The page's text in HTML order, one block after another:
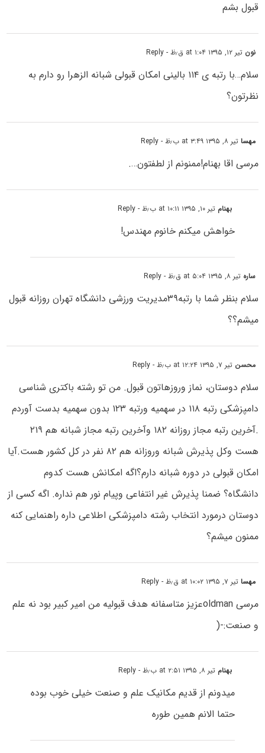
قبول بشم
نون تیر ۱۲, ۱۳۹۵ at ۱:۰۴ ق٫ظ - Reply
سلام…با رتبه ی ۱۱۴ بالینی امکان قبولی شبانه الزهرا رو دارم به
نظرتون؟
مهساتیر ۸, ۱۳۹۵ at ۳:۴۹ ب٫ظ - Reply
مرسی اقا بهنام!ممنونم از لطفتون….
بهنام تیر ۱۰, ۱۳۹۵ at ۱۰:۱۱ ب٫ظ - Reply
خواهش میکنم خانوم مهندس!
ساره تیر ۸, ۱۳۹۵ at ۵:۰۴ ق٫ظ - Reply
سلام بنظر شما با رتبه۳۹مدیریت ورزشی دانشگاه تهران روزانه قبول
میشم؟؟
محسن تیر ۷, ۱۳۹۵ at ۱۲:۲۴ ب٫ظ - Reply
سلام دوستان، نماز وروزهاتون قبول. من تو رشته باکتری شناسی
دامپزشکی رتبه ۱۱۸ در سهمیه ورتبه ۱۲۳ بدون سهمیه بدست آوردم
.آخرین رتبه مجاز روزانه ۱۸۲ وآخرین رتبه مجاز شبانه هم ۲۱۹
هست وکل پذیرش شبانه وروزانه هم ۸۲ نفر در کل کشور هست.آیا
امکان قبولی در دوره شبانه دارم؟اگه امکانش هست کدوم
دانشگاه؟ ضمنا پذیرش غیر انتفاعی وپیام نور هم نداره. اگه کسی از
دوستان درمورد انتخاب رشته دامپزشکی اطلاعی داره راهنمایی کنه
ممنون میشم؟
مهساتیر ۷, ۱۳۹۵ at ۱۰:۰۲ ق٫ظ - Reply
مرسی oldmanعزیز متاسفانه هدف قبولیه من امیر کبیر بود نه علم
و صنعت:-(
بهنام تیر ۸, ۱۳۹۵ at ۲:۵۱ ب٫ظ - Reply
میدونم از قدیم مکانیک علم و صنعت خیلی خوب بوده
حتما الانم همین طوره